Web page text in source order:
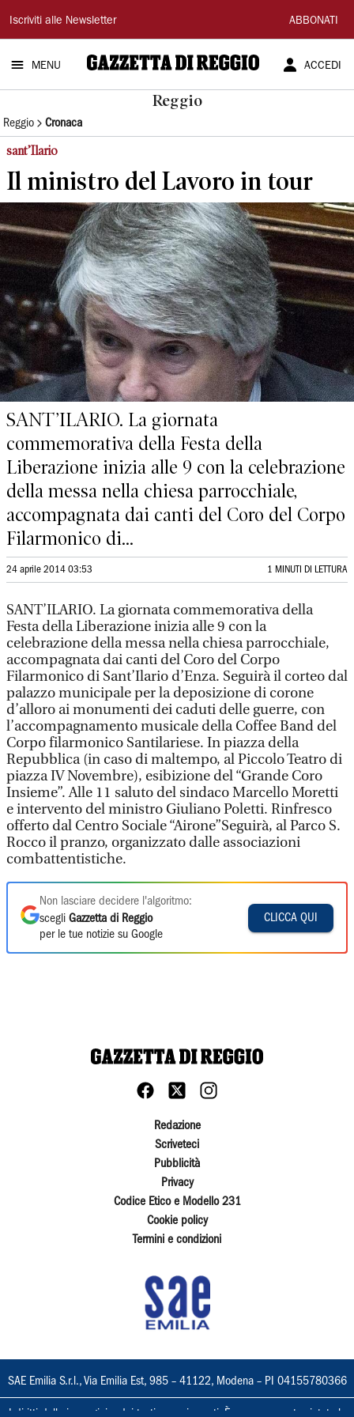
Gazzetta
di
Reggio
Iscriviti alle Newsletter ABBONATI
MENU ACCEDI
Reggio
Reggio Cronaca
sant’Ilario
Il ministro del Lavoro in tour
SANT’ILARIO. La giornata
commemorativa della Festa della
Liberazione inizia alle 9 con la celebrazione
della messa nella chiesa parrocchiale,
accompagnata dai canti del Coro del Corpo
Filarmonico di...
24 aprile 2014 03:53 1 MINUTI DI LETTURA
SANT’ILARIO. La giornata commemorativa della
Festa della Liberazione inizia alle 9 con la
celebrazione della messa nella chiesa parrocchiale,
accompagnata dai canti del Coro del Corpo
Filarmonico di Sant’Ilario d’Enza. Seguirà il corteo dal
palazzo municipale per la deposizione di corone
d’alloro ai monumenti dei caduti delle guerre, con
l’accompagnamento musicale della Coffee Band del
Corpo filarmonico Santilariese. In piazza della
Repubblica (in caso di maltempo, al Piccolo Teatro di
piazza IV Novembre), esibizione del “Grande Coro
Insieme”. Alle 11 saluto del sindaco Marcello Moretti
e intervento del ministro Giuliano Poletti. Rinfresco
offerto dal Centro Sociale “Airone”Seguirà, al Parco S.
Rocco il pranzo, organizzato dalle associazioni
combattentistiche.
Non lasciare decidere l'algoritmo:
scegli Gazzetta di Reggio
per le tue notizie su Google
CLICCA QUI
Redazione
Scriveteci
Pubblicità
Privacy
Codice Etico e Modello 231
Cookie policy
Termini e condizioni
SAE Emilia S.r.l., Via Emilia Est, 985 – 41122, Modena – PI 04155780366
I diritti delle immagini e dei testi sono riservati. È espressamente vietata la